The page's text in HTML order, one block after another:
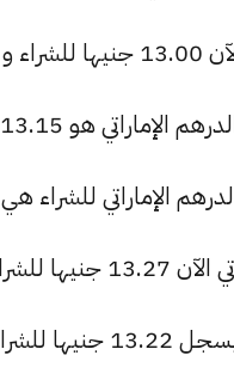
وسعر البيع هو 13.38 جنيها.
هي 13.24 جنيها، وللبيع 13.30 جنيها.
للبيع.
للبيع.